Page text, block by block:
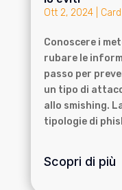
Ott 2, 2024| Card
Conoscere i
rubare le
passo per
un tipo di
allo smishing.
tipologie di
Scopri di più